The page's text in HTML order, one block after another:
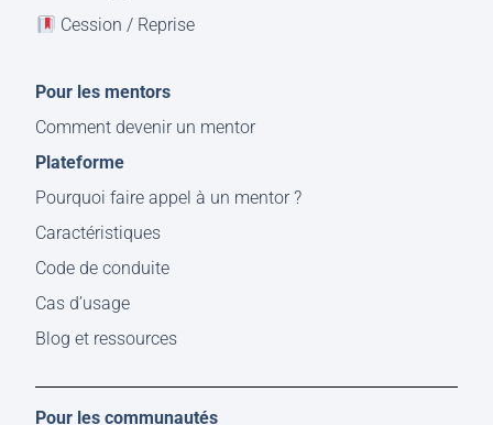
Cession / Reprise
Pour les mentors
Comment devenir un mentor
Plateforme
Pourquoi faire appel à un mentor ?
Caractéristiques
Code de conduite
Cas d’usage
Blog et ressources
Pour les communautés